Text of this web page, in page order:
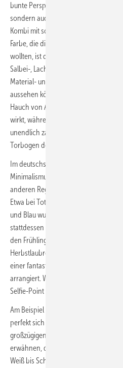
bunte Perspektiven. Puderrosa hat
sondern auch bei vielen anderen
Kombi mit schwarzen, kupfer- oder
Farbe, die die Millennials als „Powder
wollten, ist definitiv für alle da! Eine
Salbei-, Lachs- und Rosé-Nuancen
Material- und Farbkombinationen
aussehen können. Die Umsetzung
Hauch von Altrosa mit Alabaster,
wirkt, während nicht weit entfernt
unendlich zart und fast schüchtern
Torbogen des Messestands von
Im deutschsprachigen Raum werden
Minimalismus und das Bauhaus­erbe
anderen Regionen eine auffälligere
Etwa bei Toto aus Japan. Als perfekte
und Blau wurden nicht die
stattdessen vier Waschbecken in
den Frühling, in goldgelbem Safran
Herbstlaubrot und im Nebelblau des
einer fantastisch duftenden Pracht
arrangiert. Wahrscheinlich war diese
Selfie-Point des gesamten
Am Beispiel von Safran und
perfekt sich die beiden gelben
großzügigen Mosaikfliesen-Ambiente
erwähnen, dass auf dem Stand von
Weiß bis Schwarz ergänzt durch